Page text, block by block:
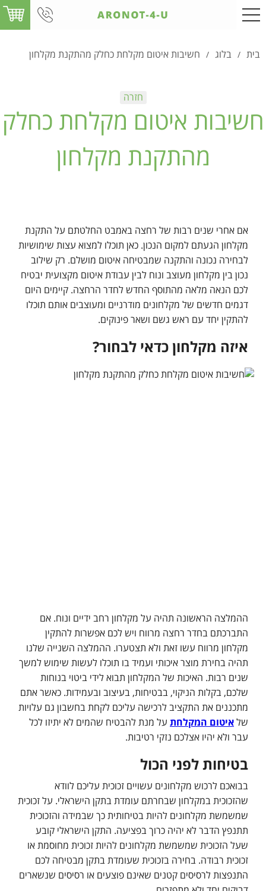
בית / בלוג / חשיבות איטום מקלחת כחלק מהתקנת מקלחון
חשיבות איטום מקלחת כחלק
מהתקנת מקלחון
אם אחרי שנים רבות של רחצה באמבט החלטתם על התקנת
מקלחון הגעתם למקום הנכון. כאן תוכלו למצוא עצות שימושיות
לבחירה נכונה והתקנה שמבטיחה איטום מושלם. רק שילוב
נכון בין מקלחון מעוצב ונוח לבין עבודת איטום מקצועית יבטיח
לכם הנאה מלאה מהתוסף החדש לחדר הרחצה. קיימים היום
דגמים חדשים של מקלחונים מודרניים ומעוצבים אותם תוכלו
להתקין יחד עם ראש גשם ושאר פינוקים.
איזה מקלחון כדאי לבחור?
ההמלצה הראשונה תהיה על מקלחון רחב ידיים ונוח. אם
התברכתם בחדר רחצה מרווח ויש לכם אפשרות להתקין
מקלחון מרווח עשו זאת ולא תצטערו. ההמלצה השנייה שלנו
תהיה בחירת מוצר איכותי ועמיד בו תוכלו לעשות שימוש למשך
שנים רבות. האיכות של המקלחון תבוא לידי ביטוי בנוחות
שלכם, בקלות הניקוי, בבטיחות, בעיצוב ובעמידות. כאשר אתם
מתכננים את התקציב לרכישה עליכם לקחת בחשבון גם עלויות
של איטום המקלחת על מנת להבטיח שהמים לא יתיזו לכל
עבר ולא יהיו אצלכם נזקי רטיבות.
בטיחות לפני הכול
בבואכם לרכוש מקלחונים עשויים זכוכית עליכם לוודא
שהזכוכית במקלחון שבחרתם עומדת בתקן הישראלי. על זכוכית
שמשמשת מקלחונים להיות בטיחותית כך שבמידה והזכוכית
תתנפץ הדבר לא יהיה כרוך בפציעה. התקן הישראלי קובע
שעל הזכוכית שמשמשת מקלחונים להיות זכוכית מחוסמת או
זכוכית רבודה. בחירה בזכוכית שעומדת בתקן מבטיחה לכם
התנפצות לרסיסים קטנים שאינם פוצעים או רסיסים שנשארים